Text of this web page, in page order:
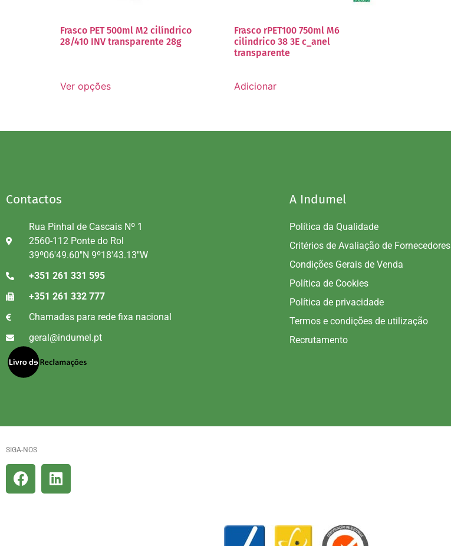
Frasco PET 500ml M2 cilíndrico
28/410 INV transparente 28g
Ver opções
Frasco rPET100 750ml M6
cilindrico 38 3E c_anel
transparente
Adicionar
Contactos
Rua Pinhal de Cascais Nº 1
2560-112 Ponte do Rol
39º06'49.60"N 9º18'43.13"W
+351 261 331 595
+351 261 332 777
Chamadas para rede fixa nacional
geral@indumel.pt
A Indumel
Política da Qualidade
Critérios de Avaliação de Fornecedores
Condições Gerais de Venda
Política de Cookies
Política de privacidade
Termos e condições de utilização
Recrutamento
SIGA-NOS